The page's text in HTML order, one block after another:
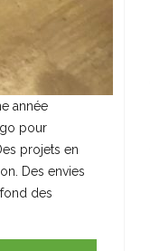
année
pour
projets en
Des envies
des